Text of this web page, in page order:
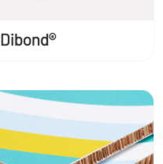
Dibond®